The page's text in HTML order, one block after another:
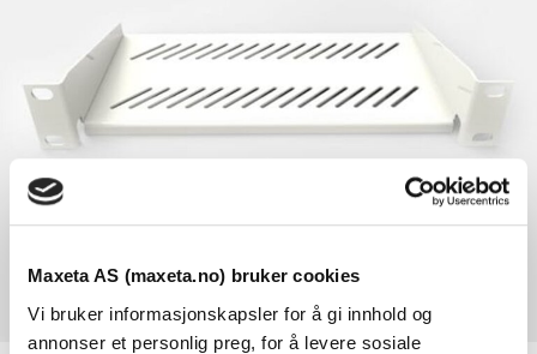
Maxeta AS (maxeta.no) bruker cookies
Vi bruker informasjonskapsler for å gi innhold og
annonser et personlig preg, for å levere sosiale